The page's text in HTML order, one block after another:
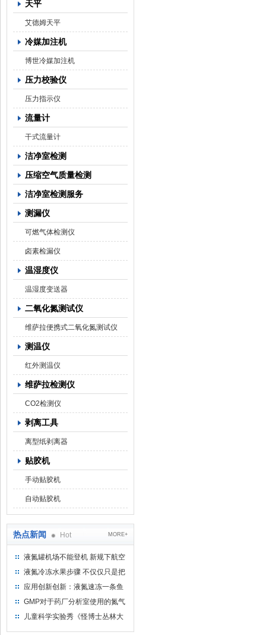
天平
艾德姆天平
冷媒加注机
博世冷媒加注机
压力校验仪
压力指示仪
流量计
干式流量计
洁净室检测
压缩空气质量检测
洁净室检测服务
测漏仪
可燃气体检测仪
卤素检漏仪
温湿度仪
温湿度变送器
二氧化氮测试仪
维萨拉便携式二氧化氮测试仪
测温仪
红外测温仪
维萨拉检测仪
CO2检测仪
剥离工具
离型纸剥离器
贴胶机
手动贴胶机
自动贴胶机
热点新闻 Hot MORE+
液氮罐机场不能登机 新规下航空
运输罐能否上飞机
液氮冷冻水果步骤 不仅仅只是把
水果扔到液氮中
应用创新创新：液氮速冻一条鱼
只需15分钟 保持活鲜一整年
GMP对于药厂分析室使用的氮气
钢瓶存放标准
儿童科学实验秀《怪博士丛林大